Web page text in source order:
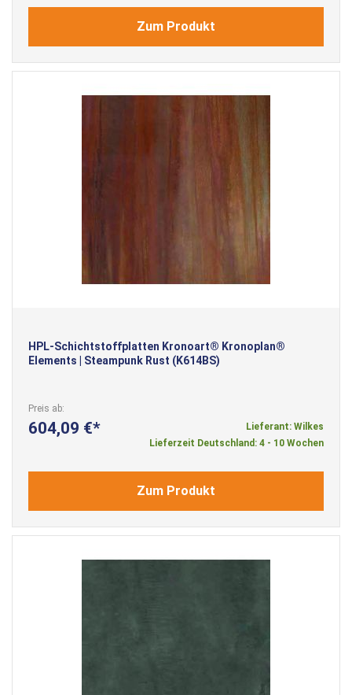
Zum Produkt
HPL-Schichtstoffplatten Kronoart® Kronoplan®
Elements | Steampunk Rust (K614BS)
Preis ab
604,09 €
Lieferant: Wilkes
Lieferzeit Deutschland: 4 - 10 Wochen
Zum Produkt